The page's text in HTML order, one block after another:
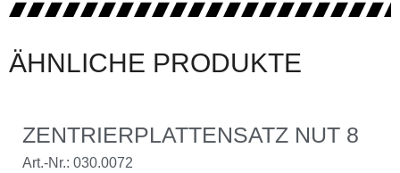
ÄHNLICHE PRODUKTE
ZENTRIERPLATTENSATZ NUT 8
Art.-Nr.: 030.0072